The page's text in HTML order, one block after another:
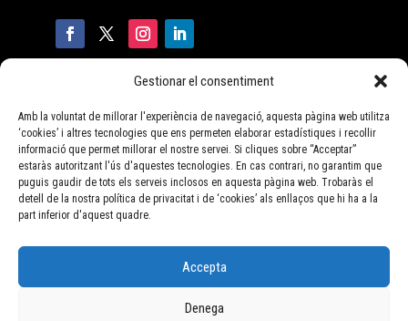
Gestionar el consentiment
Amb la voluntat de millorar l'experiència de navegació, aquesta pàgina web utilitza
‘cookies’ i altres tecnologies que ens permeten elaborar estadístiques i recollir
informació que permet millorar el nostre servei. Si cliques sobre “Acceptar”
estaràs autoritzant l'ús d'aquestes tecnologies. En cas contrari, no garantim que
puguis gaudir de tots els serveis inclosos en aquesta pàgina web. Trobaràs el
detell de la nostra política de privacitat i de ‘cookies’ als enllaços que hi ha a la
part inferior d'aquest quadre.
Accepta
Denega
977 072 392 –652 668 652
© Tegescon, SL. 2026. ||Avís Legal–Política de Privacitat–Política
de ‘cookies’– Política de contractació – Condicions generals per a
proveïdors